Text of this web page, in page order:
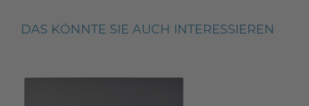
DAS KÖNNTE SIE AUCH INTERESSIEREN